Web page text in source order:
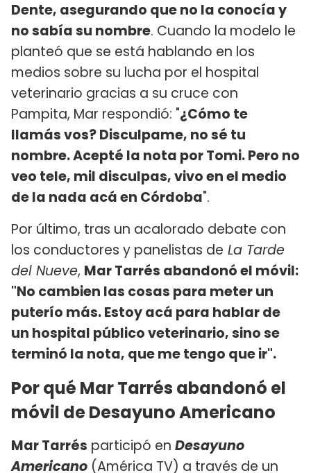
Dente, asegurando que no la conocía y
no sabía su nombre. Cuando la modelo le
planteó que se está hablando en los
medios sobre su lucha por el hospital
veterinario gracias a su cruce con
Pampita, Mar respondió: "¿Cómo te
llamás vos? Disculpame, no sé tu
nombre. Acepté la nota por Tomi. Pero no
veo tele, mil disculpas, vivo en el medio
de la nada acá en Córdoba".
Por último, tras un acalorado debate con
los conductores y panelistas de La Tarde
del Nueve, Mar Tarrés abandonó el móvil:
"No cambien las cosas para meter un
puterío más. Estoy acá para hablar de
un hospital público veterinario, sino se
terminó la nota, que me tengo que ir".
Por qué Mar Tarrés abandonó el
móvil de Desayuno Americano
Mar Tarrés participó en Desayuno
Americano (América TV) a través de un